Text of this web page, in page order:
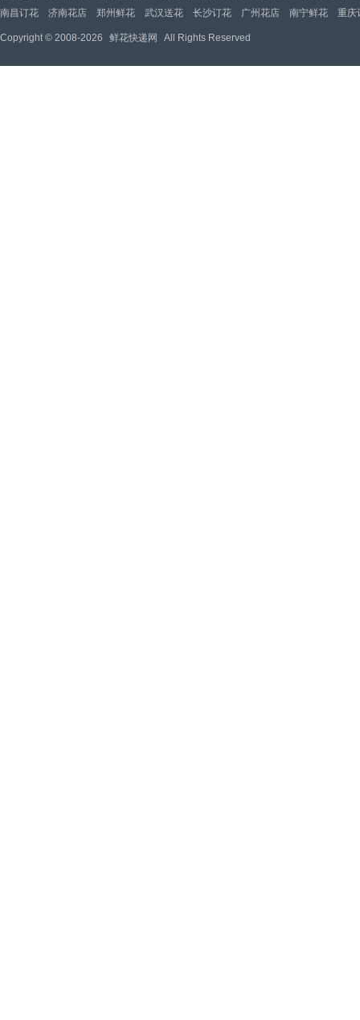
南昌订花
济南花店 郑州鲜花 武汉送花 长沙订花 广州花店 南宁鲜花 重庆
Copyright © 2008-2026 鲜花快递网 All Rights Reserved